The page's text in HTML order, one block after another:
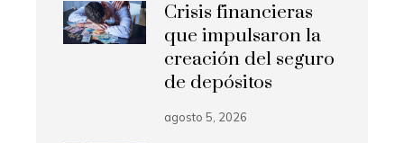
Crisis financieras
que impulsaron la
creación del seguro
de depósitos
agosto 5, 2026